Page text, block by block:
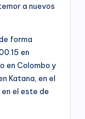
a nuevos
forma
en
en Colombo y
Katana, en el
el este de